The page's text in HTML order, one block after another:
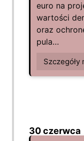
euro na
wartości
oraz
pula…
Szczegóły
30 czerwca